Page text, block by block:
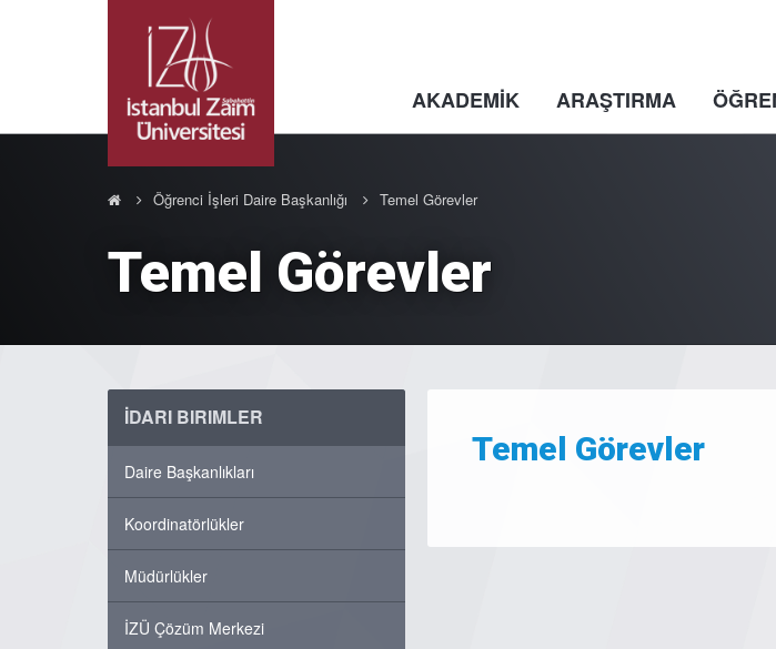
AKADEMİK ARAŞTIRMA
Öğrenci İşleri Daire Başkanlığı Temel Görevler
Temel Görevler
İDARI BIRIMLER
Daire Başkanlıkları
Koordinatörlükler
Müdürlükler
İZÜ Çözüm Merkezi
Temel Görevler